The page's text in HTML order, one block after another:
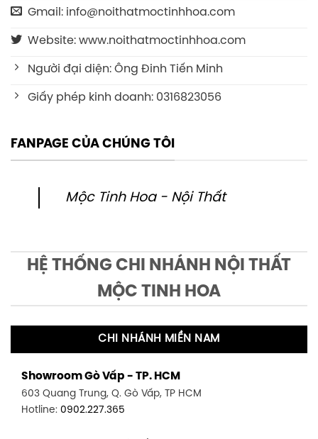
Gmail: info@noithatmoctinhhoa.com
Website: www.noithatmoctinhhoa.com
Người đại diện: Ông Đinh Tiến Minh
Giấy phép kinh doanh: 0316823056
FANPAGE CỦA CHÚNG TÔI
Mộc Tinh Hoa - Nội Thất
HỆ THỐNG CHI NHÁNH NỘI THẤT
MỘC TINH HOA
CHI NHÁNH MIỀN NAM
Showroom Gò Vấp - TP. HCM
603 Quang Trung, Q. Gò Vấp, TP HCM
Hotline: 0902.227.365